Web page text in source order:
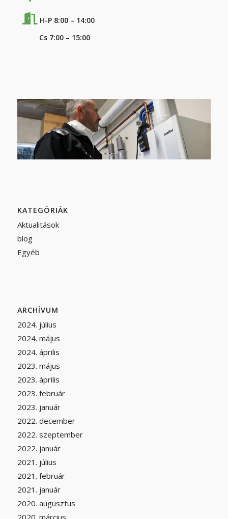
H-P 8:00 – 14:00
Cs 7:00 – 15:00
KATEGÓRIÁK
Aktualitások
blog
Egyéb
ARCHÍVUM
2024. július
2024. május
2024. április
2023. május
2023. április
2023. február
2023. január
2022. december
2022. szeptember
2022. január
2021. július
2021. február
2021. január
2020. augusztus
2020. március